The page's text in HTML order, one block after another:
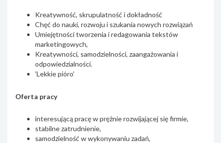
Kreatywność, skrupulatność i dokładność
Chęć do nauki, rozwoju i szukania nowych rozwiązań
Umiejętności tworzenia i redagowania tekstów
marketingowych,
Kreatywności, samodzielności, zaangażowania i
odpowiedzialności.
'Lekkie pióro'
Oferta pracy
interesującą pracę w prężnie rozwijającej się firmie,
stabilne zatrudnienie,
samodzielność w wykonywaniu zadań,